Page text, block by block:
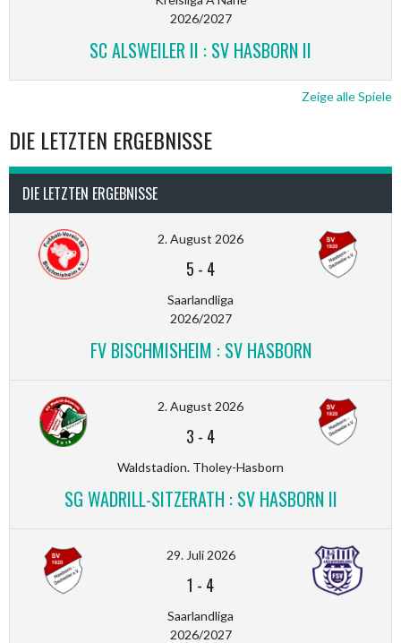
2026/2027
SC ALSWEILER II : SV HASBORN II
Zeige alle Spiele
DIE LETZTEN ERGEBNISSE
DIE LETZTEN ERGEBNISSE
2. August 2026
5 - 4
Saarlandliga
2026/2027
FV BISCHMISHEIM : SV HASBORN
2. August 2026
3 - 4
Waldstadion. Tholey-Hasborn
SG WADRILL-SITZERATH : SV HASBORN II
29. Juli 2026
1 - 4
Saarlandliga
2026/2027